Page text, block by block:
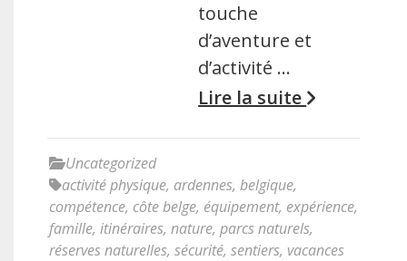
touche
d’aventure et
d’activité …
Lire la suite
Uncategorized
activité physique, ardennes, belgique,
compétence, côte belge, équipement, expérience,
famille, itinéraires, nature, parcs naturels,
réserves naturelles, sécurité, sentiers, vacances